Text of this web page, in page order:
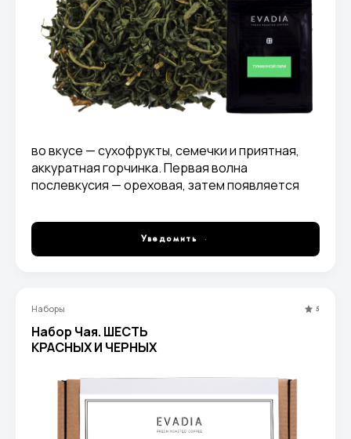
во вкусе — сухофрукты, семечки и приятная,
аккуратная горчинка. Первая волна
послевкусия — ореховая, затем появляется
Уведомить
Наборы 5
Набор Чая. ШЕСТЬ
КРАСНЫХ И ЧЕРНЫХ